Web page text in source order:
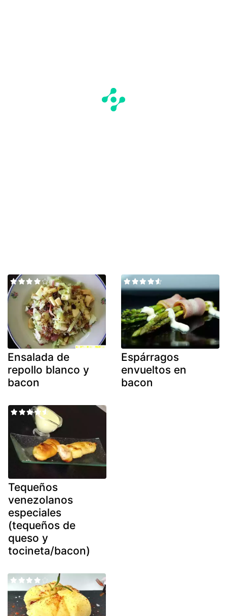
Ensalada de
repollo blanco y
bacon
Espárragos
envueltos en
bacon
Tequeños
venezolanos
especiales
(tequeños de
queso y
tocineta/bacon)